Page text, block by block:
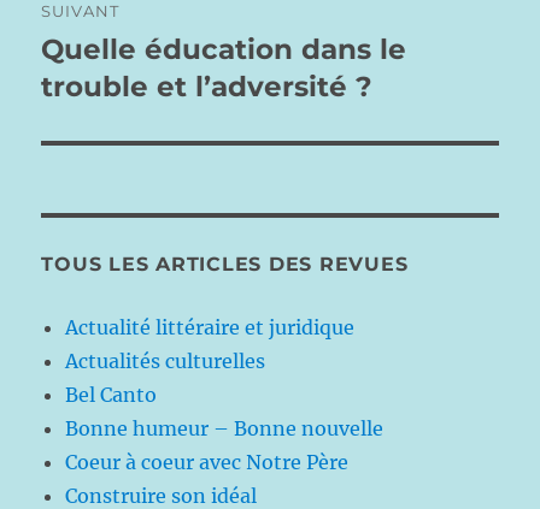
SUIVANT
Publication
suivante :
Quelle éducation dans le
trouble et l’adversité ?
TOUS LES ARTICLES DES REVUES
Actualité littéraire et juridique
Actualités culturelles
Bel Canto
Bonne humeur – Bonne nouvelle
Coeur à coeur avec Notre Père
Construire son idéal